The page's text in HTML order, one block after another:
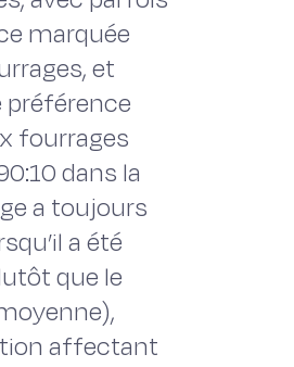
marquée
et
fourrages
dans la
a toujours
a été
que le
affectant